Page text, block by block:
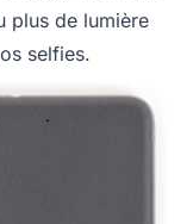
plus de lumière
selfies.